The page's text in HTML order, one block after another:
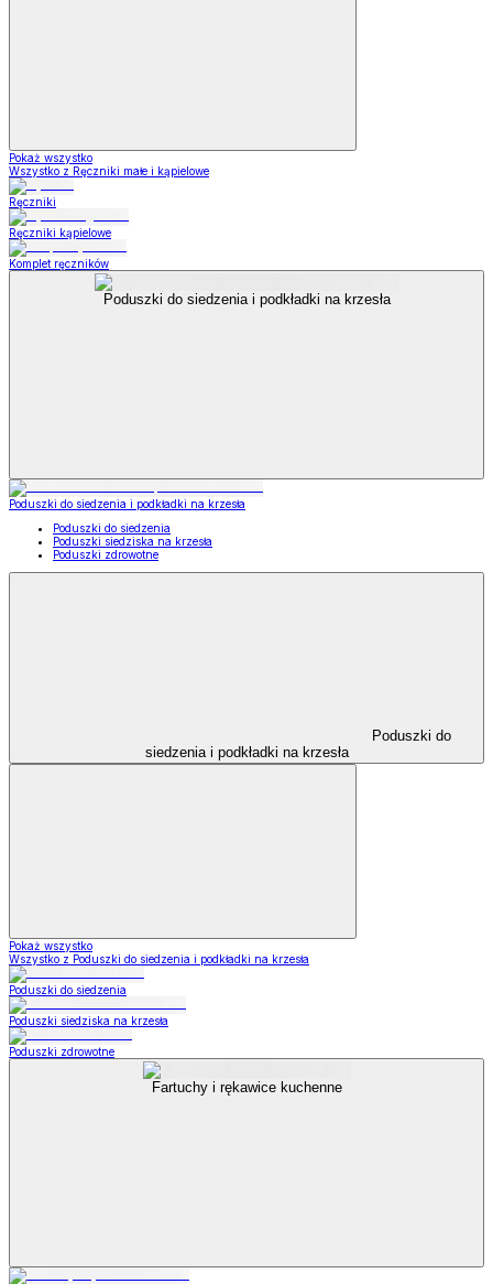
Pokaż wszystko
Wszystko z Ręczniki małe i kąpielowe
Ręczniki
Ręczniki kąpielowe
Komplet ręczników
Poduszki do siedzenia i podkładki na krzesła
Poduszki do siedzenia i podkładki na krzesła
Poduszki do siedzenia
Poduszki siedziska na krzesła
Poduszki zdrowotne
Poduszki do
siedzenia i podkładki na krzesła
Pokaż wszystko
Wszystko z Poduszki do siedzenia i podkładki na krzesła
Poduszki do siedzenia
Poduszki siedziska na krzesła
Poduszki zdrowotne
Fartuchy i rękawice kuchenne